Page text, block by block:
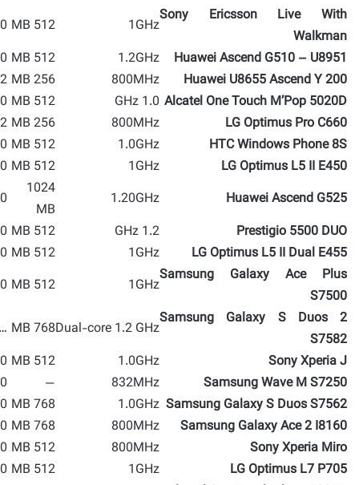
Sony Ericsson Live With
Walkman
1GHz
512 MB
Huawei Ascend G510 – U8951
1.2GHz
512 MB
Huawei U8655 Ascend Y 200
800MHz
256 MB
Alcatel One Touch M’Pop 5020D
1.0 GHz
512 MB
LG Optimus Pro C660
800MHz
256 MB
HTC Windows Phone 8S
1.0GHz
512 MB
LG Optimus L5 II E450
1GHz
512 MB
Huawei Ascend G525
1.20GHz
1024
MB
Prestigio 5500 DUO
1.2 GHz
512 MB
LG Optimus L5 II Dual E455
1GHz
512 MB
Samsung Galaxy Ace Plus
S7500
1GHz
512 MB
Samsung Galaxy S Duos 2
S7582
Dual-core 1.2 GHz
768 MB
Sony Xperia J
1.0GHz
512 MB
Samsung Wave M S7250
832MHz
—
Samsung Galaxy S Duos S7562
1.0GHz
768 MB
Samsung Galaxy Ace 2 I8160
800MHz
768 MB
Sony Xperia Miro
800MHz
512 MB
LG Optimus L7 P705
1GHz
512 MB